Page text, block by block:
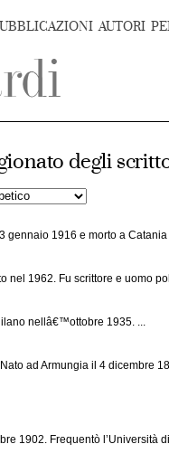
AUTORI
degli
1916 e morto a
nel 1962. Fu scrittore e uomo
nellâ€™ottobre 1935. ...
ad Armungia il 4 dicembre
1902. Frequentò